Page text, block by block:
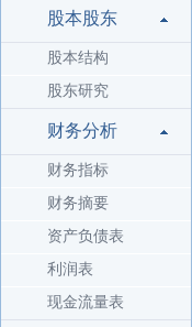
股本股东
股本结构
股东研究
财务分析
财务指标
财务摘要
资产负债表
利润表
现金流量表